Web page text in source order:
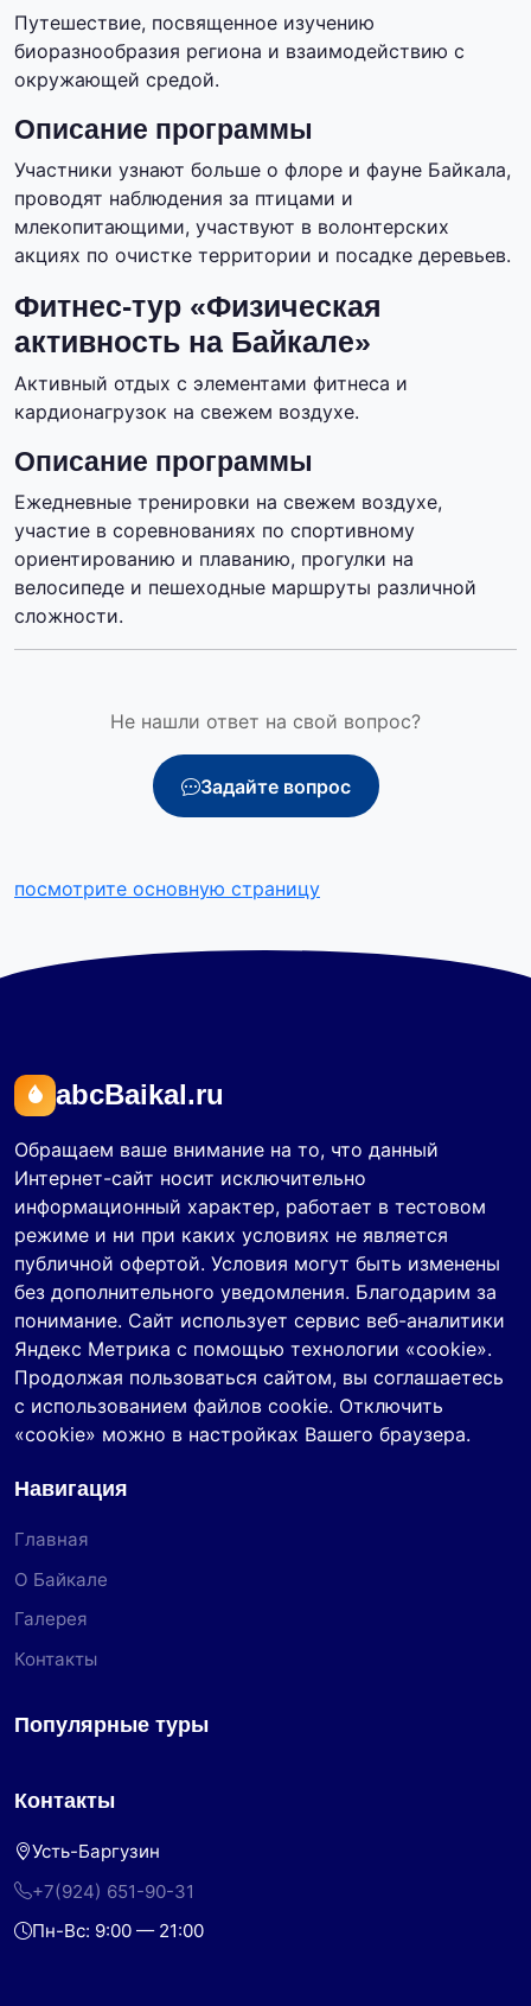
Путешествие, посвященное изучению
биоразнообразия региона и взаимодействию с
окружающей средой.
Описание программы
Участники узнают больше о флоре и фауне Байкала,
проводят наблюдения за птицами и
млекопитающими, участвуют в волонтерских
акциях по очистке территории и посадке деревьев.
Фитнес-тур «Физическая
активность на Байкале»
Активный отдых с элементами фитнеса и
кардионагрузок на свежем воздухе.
Описание программы
Ежедневные тренировки на свежем воздухе,
участие в соревнованиях по спортивному
ориентированию и плаванию, прогулки на
велосипеде и пешеходные маршруты различной
сложности.
Не нашли ответ на свой вопрос?
Задайте вопрос
посмотрите основную страницу
abcBaikal.ru
Обращаем ваше внимание на то, что данный
Интернет-сайт носит исключительно
информационный характер, работает в тестовом
режиме и ни при каких условиях не является
публичной офертой. Условия могут быть изменены
без дополнительного уведомления. Благодарим за
понимание. Сайт использует сервис веб-аналитики
Яндекс Метрика с помощью технологии «cookie».
Продолжая пользоваться сайтом, вы соглашаетесь
с использованием файлов cookie. Отключить
«cookie» можно в настройках Вашего браузера.
Навигация
Главная
О Байкале
Галерея
Контакты
Популярные туры
Контакты
Усть-Баргузин
+7(924) 651-90-31
Пн-Вс: 9:00 — 21:00